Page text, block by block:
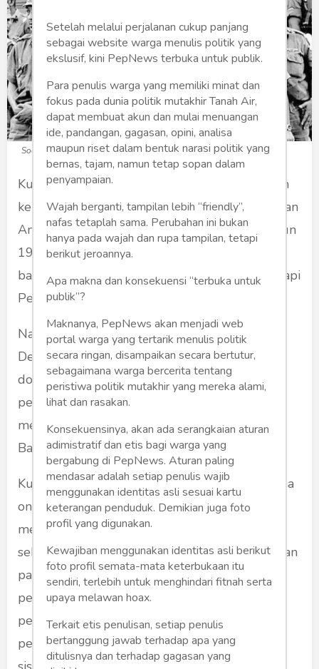
Soeharto (Foto: Tribunnews.com)
Kumpulan dokumen rahasia yang diungkapkan
ke publik pada tahun 2017 memastikan peranan
Amerika Serikat dalam pembantaian pada tahun
1965 di Indonesia. Peranan ini merupakan
bagian dari strategi besar AS dalam menghadapi
Perang Dingin.
National Security Archive bersama National
Declassification Center menerbitkan sejumlah
dokumen hubungan kabel diplomatik
pengungkap masa kekelaman yang telah
menaikkan Soeharto sebagai penguasa Orde
Baru.
Kumpulan dokumen rahasia yang dikutip media
onlineThe Atlanticmenyebutkan Soeharto
menuduh Partai Komunis Indonesia (PKI)
sebagai dalang upaya kudeta yang menewaskan
pahlawan revolusi. Beberapa bulan setelah
peristiwa GS30PKI, Soeharto justru terungkap
perannya, dalam dokumen rahasia ini, sebagai
pengendali upaya pembunuhan secara
Setelah melalui perjalanan cukup panjang
sebagai website warga menulis politik yang
ekslusif, kini PepNews terbuka untuk publik.
Para penulis warga yang memiliki minat dan
fokus pada dunia politik mutakhir Tanah Air,
dapat membuat akun dan mulai menuangan
ide, pandangan, gagasan, opini, analisa
maupun riset dalam bentuk narasi politik yang
bernas, tajam, namun tetap sopan dalam
penyampaian.
Wajah berganti, tampilan lebih “friendly”,
nafas tetaplah sama. Perubahan ini bukan
hanya pada wajah dan rupa tampilan, tetapi
berikut jeroannya.
Apa makna dan konsekuensi “terbuka untuk
publik”?
Maknanya, PepNews akan menjadi web
portal warga yang tertarik menulis politik
secara ringan, disampaikan secara bertutur,
sebagaimana warga bercerita tentang
peristiwa politik mutakhir yang mereka alami,
lihat dan rasakan.
Konsekuensinya, akan ada serangkaian aturan
adimistratif dan etis bagi warga yang
bergabung di PepNews. Aturan paling
mendasar adalah setiap penulis wajib
menggunakan identitas asli sesuai kartu
keterangan penduduk. Demikian juga foto
profil yang digunakan.
Kewajiban menggunakan identitas asli berikut
foto profil semata-mata keterbukaan itu
sendiri, terlebih untuk menghindari fitnah serta
upaya melawan hoax.
Terkait etis penulisan, setiap penulis
bertanggung jawab terhadap apa yang
ditulisnya dan terhadap gagasan yang